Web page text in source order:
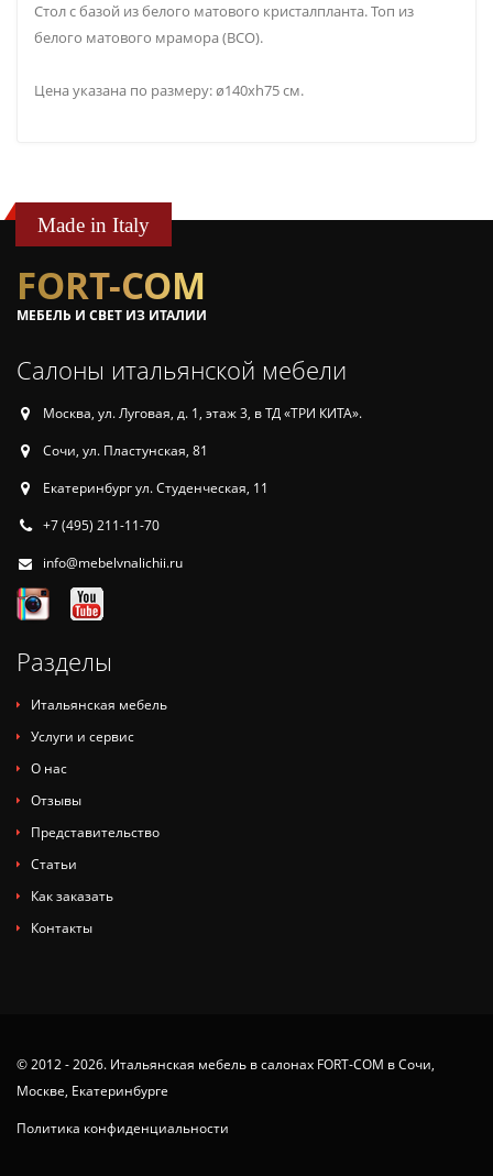
Стол с базой из белого матового кристалпланта. Топ из
белого матового мрамора (BCO).
Цена указана по размеру: ø140xh75 см.
Made in Italy
FORT-COM
МЕБЕЛЬ И СВЕТ ИЗ ИТАЛИИ
Салоны итальянской мебели
Москва, ул. Луговая, д. 1, этаж 3, в ТД «ТРИ КИТА».
Сочи, ул. Пластунская, 81
Екатеринбург ул. Студенческая, 11
+7 (495) 211-11-70
info@mebelvnalichii.ru
Разделы
Итальянская мебель
Услуги и сервис
О нас
Отзывы
Представительство
Статьи
Как заказать
Контакты
© 2012 - 2026. Итальянская мебель в салонах FORT-COM в Сочи,
Москве, Екатеринбурге
Политика конфиденциальности